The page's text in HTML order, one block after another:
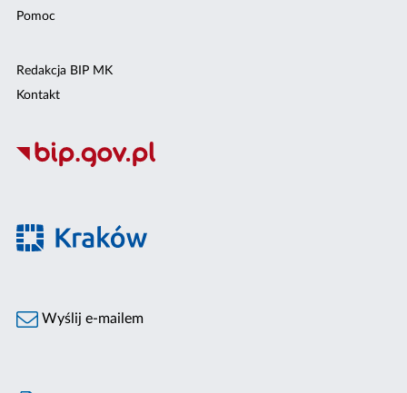
Pomoc
Redakcja BIP MK
Kontakt
Wyślij e-mailem